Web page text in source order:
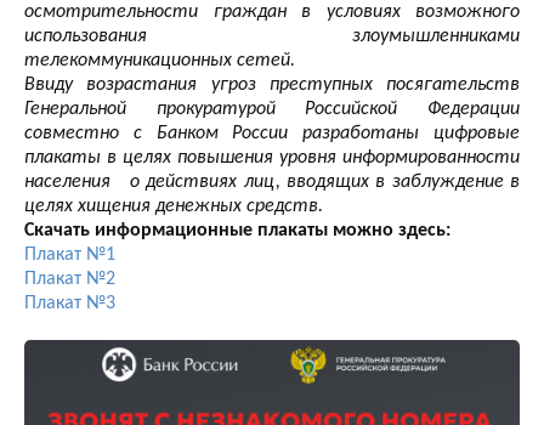
осмотрительности граждан в условиях возможного
использования злоумышленниками
телекоммуникационных сетей.
Ввиду возрастания угроз преступных посягательств
Генеральной прокуратурой Российской Федерации
совместно с Банком России разработаны цифровые
плакаты в целях повышения уровня информированности
населения о действиях лиц, вводящих в заблуждение в
целях хищения денежных средств.
Скачать информационные плакаты можно здесь:
Плакат №1
Плакат №2
Плакат №3